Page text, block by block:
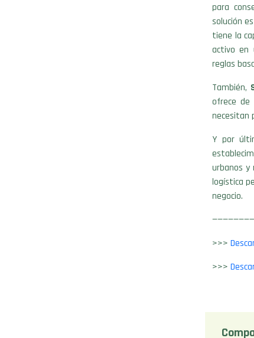
para
solución
tiene la
activo en
reglas
También,
ofrece de
necesitan
Y por
urbanos y
logística
negocio.
>>>
>>>